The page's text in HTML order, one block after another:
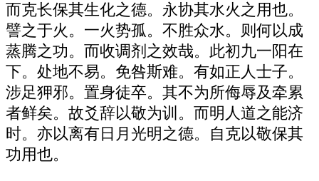
而克长保其生化之德。永协其水火之用也。
譬之于火。一火势孤。不胜众水。则何以成
蒸腾之功。而收调剂之效哉。此初九一阳在
下。处地不易。免咎斯难。有如正人士子。
涉足狎邪。置身徒卒。其不为所侮辱及牵累
者鲜矣。故爻辞以敬为训。而明人道之能济
时。亦以离有日月光明之德。自克以敬保其
功用也。